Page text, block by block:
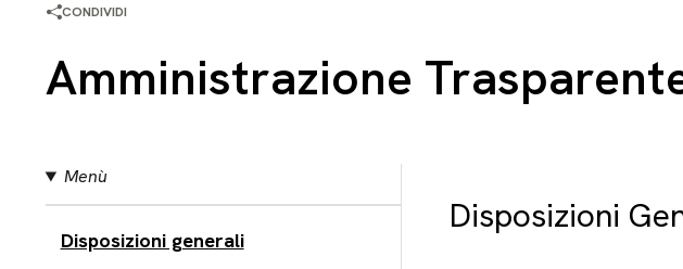
CONDIVIDI
Amministrazione
Menù
Disposizioni generali
Disposizioni